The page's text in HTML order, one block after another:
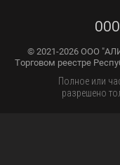
© 2021-2026 ООО
Торговом реестре
Полное или
разрешено